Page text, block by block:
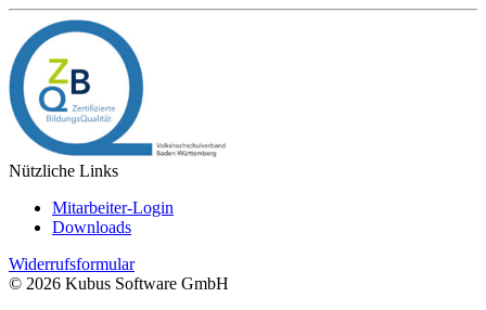
Nützliche Links
Mitarbeiter-Login
Downloads
Widerrufsformular
© 2026 Kubus Software GmbH